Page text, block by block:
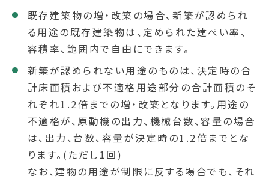
既存建築物の増・改築の場合、新築が認められ
る用途の既存建築物は、定められた建ぺい率、
容積率、範囲内で自由にできます。
新築が認められない用途のものは、決定時の合
計床面積および不適格用途部分の合計面積のそ
れぞれ1.2倍までの増・改築となります。用途の
不適格が、原動機の出力、機械台数、容量の場合
は、出力、台数、容量が決定時の1.2倍までとな
ります。(ただし1回)
なお、建物の用途が制限に反する場合でも、それ